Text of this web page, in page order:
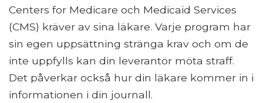
Centers for Medicare och Medicaid Services
(CMS) kräver av sina läkare. Varje program har
sin egen uppsättning stränga krav och om de
inte uppfylls kan din leverantör möta straff.
Det påverkar också hur din läkare kommer in i
informationen i din journall.